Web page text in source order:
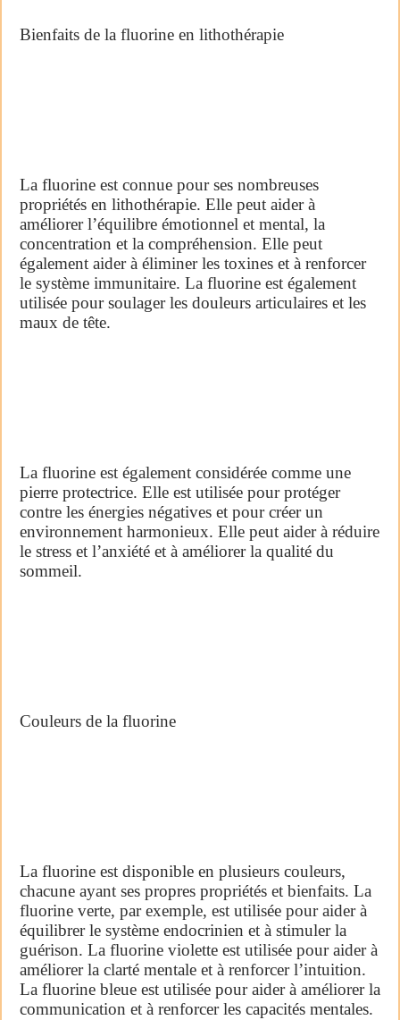
Bienfaits de la fluorine en lithothérapie
La fluorine est connue pour ses nombreuses
propriétés en lithothérapie. Elle peut aider à
améliorer l’équilibre émotionnel et mental, la
concentration et la compréhension. Elle peut
également aider à éliminer les toxines et à renforcer
le système immunitaire. La fluorine est également
utilisée pour soulager les douleurs articulaires et les
maux de tête.
La fluorine est également considérée comme une
pierre protectrice. Elle est utilisée pour protéger
contre les énergies négatives et pour créer un
environnement harmonieux. Elle peut aider à réduire
le stress et l’anxiété et à améliorer la qualité du
sommeil.
Couleurs de la fluorine
La fluorine est disponible en plusieurs couleurs,
chacune ayant ses propres propriétés et bienfaits. La
fluorine verte, par exemple, est utilisée pour aider à
équilibrer le système endocrinien et à stimuler la
guérison. La fluorine violette est utilisée pour aider à
améliorer la clarté mentale et à renforcer l’intuition.
La fluorine bleue est utilisée pour aider à améliorer la
communication et à renforcer les capacités mentales.